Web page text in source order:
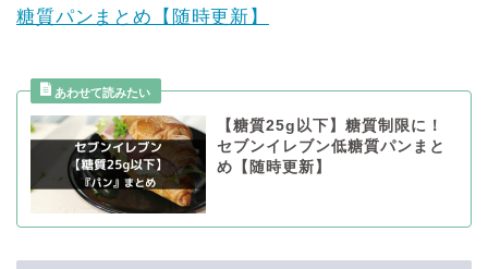
糖質パンまとめ【随時更新】
【糖質25g以下】糖質制限に！
セブンイレブン低糖質パンまと
め【随時更新】